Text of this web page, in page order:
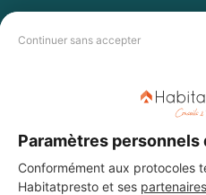
Continuer sans accepter
Paramètres personnels
Conformément aux protocoles
Habitatpresto et ses partenaires